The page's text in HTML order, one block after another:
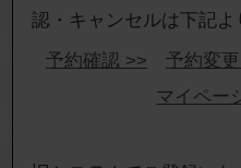
認・キャンセルは下記よ
予約確認 >>
予約変
マイペー